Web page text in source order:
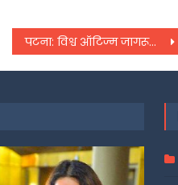
पटना: विश्व ऑटिज्म जागरूकता दिवस पर प्रभातफेरी